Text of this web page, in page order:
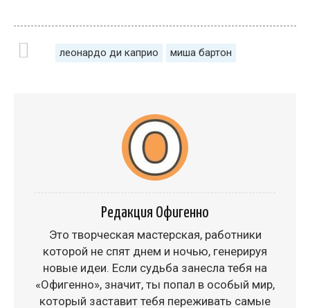
леонардо ди каприо миша бартон
Редакция Офигенно
Это творческая мастерская, работники
которой не спят днем и ночью, генерируя
новые идеи. Если судьба занесла тебя на
«Офигенно», значит, ты попал в особый мир,
который заставит тебя переживать самые